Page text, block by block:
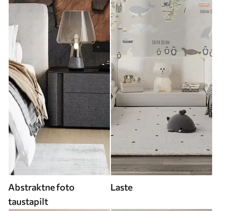
Abstraktne foto
taustapilt
Laste